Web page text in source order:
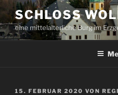
Zum
Inhalt
springen
SCHLOSS
eine mittelalterliche Burg im
VERÖFFENTLICHT
15. FEBRUAR 2020 VON